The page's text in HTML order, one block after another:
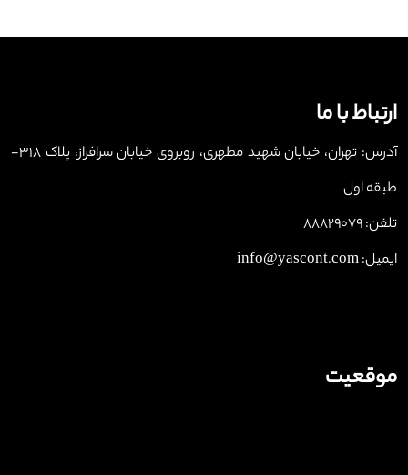
ارتباط با ما
آدرس: تهران، خیابان شهید مطهری، روبروی خیابان سرافراز، پلاک 318-
طبقه اول
تلفن: 88829079
ایمیل: info@yascont.com
موقعیت